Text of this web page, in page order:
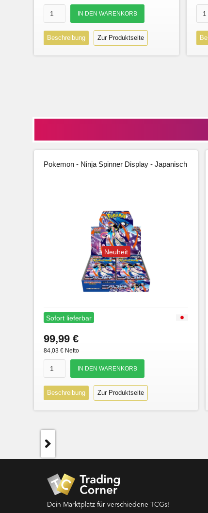
Beschreibung Zur Produktseite
Pokemon - Ninja Spinner Display - Japanisch
Neuheit
Sofort lieferbar
99,99 €
84,03 € Netto
Beschreibung Zur Produktseite
Dein Marktplatz für verschiedene TCGs!